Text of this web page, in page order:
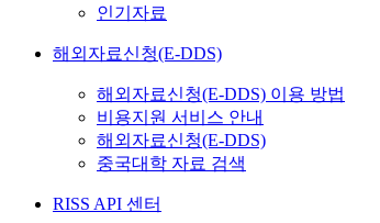
인기자료
해외자료신청(E-DDS)
해외자료신청(E-DDS) 이용 방법
비용지원 서비스 안내
해외자료신청(E-DDS)
중국대학 자료 검색
RISS API 센터